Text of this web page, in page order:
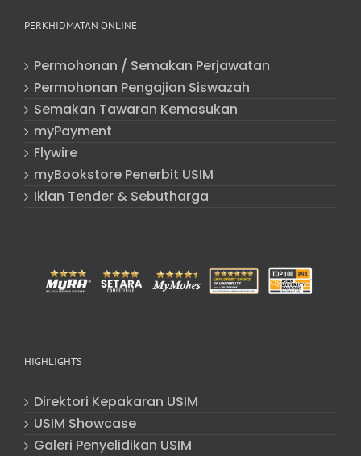
PERKHIDMATAN ONLINE
Permohonan / Semakan Perjawatan
Permohonan Pengajian Siswazah
Semakan Tawaran Kemasukan
myPayment
Flywire
myBookstore Penerbit USIM
Iklan Tender & Sebutharga
HIGHLIGHTS
Direktori Kepakaran USIM
USIM Showcase
Galeri Penyelidikan USIM